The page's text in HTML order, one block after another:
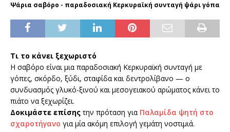
Ψάρια σαβόρο - παραδοσιακή Κερκυραϊκή συνταγή ψάρι γόπα
Τι το κάνει ξεχωριστό
Η σαβόρο είναι μια παραδοσιακή Κερκυραϊκή συνταγή με
γόπες, σκόρδο, ξύδι, σταφίδα και δεντρολίβανο — ο
συνδυασμός γλυκό-ξινού και μεσογειακού αρώματος κάνει το
πιάτο να ξεχωρίζει.
Δοκιμάστε επίσηςτην πρόταση για Παλαμίδα ψητή στο
σχαροτήγανο για μία ακόμη επιλογή γεμάτη νοστιμιά.